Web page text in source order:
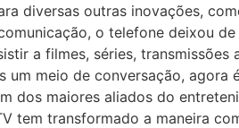
diversas outras inovações,
o telefone deixou
a filmes, séries,
um meio de conversação,
dos maiores aliados do
tem transformado a maneira